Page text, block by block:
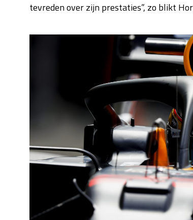
tevreden over zijn prestaties”, zo blikt